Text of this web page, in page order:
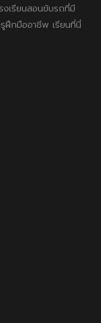
งเรียนสอนขับรถที่มี
กมืออาชีพ เรียนที่นี่